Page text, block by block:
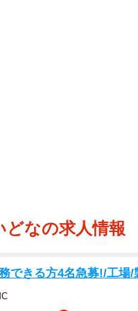
のは、全国のフォークグ
・シンガーズ」だ。メン
どなの求人情報
できる方4名急募!/工場/